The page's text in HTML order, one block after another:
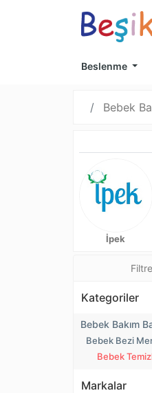
Beslenme
Bebek
İpek
Filtre
Kategoriler
Bebek Bakım
Bebek Bezi
Bebek
Markalar